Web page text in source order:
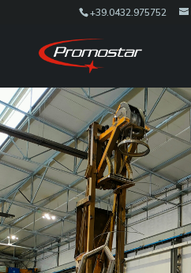
+39.0432.975752